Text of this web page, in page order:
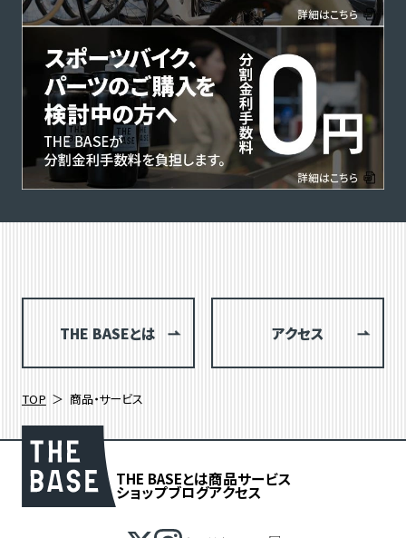
THE BASEとは アクセス
TOP 商品・サービス
THE BASEとは商品サービス
ショップブログアクセス